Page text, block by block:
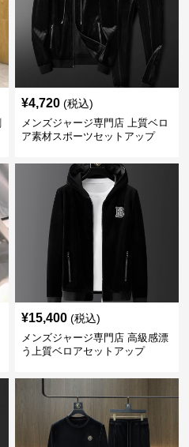
¥4,720 (税込)
メンズジャージ専門店 上質ベロ
ア素材スポーツセットアップ
¥15,400 (税込)
メンズジャージ専門店 高級感漂
う上質ベロアセットアップ